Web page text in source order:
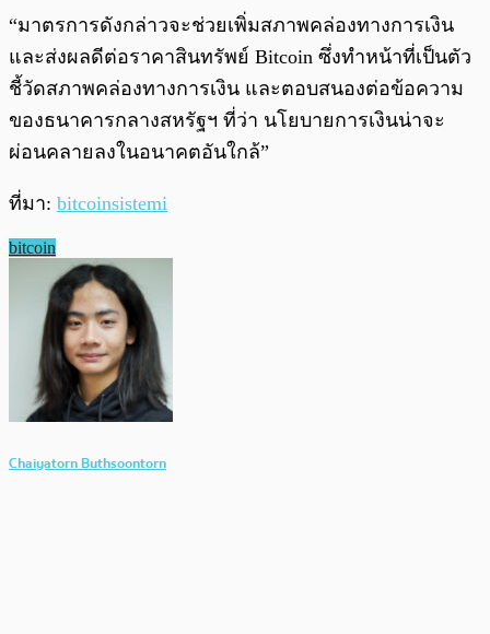
“มาตรการดังกล่าวจะช่วยเพิ่มสภาพคล่องทางการเงิน
และส่งผลดีต่อราคาสินทรัพย์ Bitcoin ซึ่งทำหน้าที่เป็นตัว
ชี้วัดสภาพคล่องทางการเงิน และตอบสนองต่อข้อความ
ของธนาคารกลางสหรัฐฯ ที่ว่า นโยบายการเงินน่าจะ
ผ่อนคลายลงในอนาคตอันใกล้”
ที่มา: bitcoinsistemi
bitcoin
Chaiyatorn Buthsoontorn